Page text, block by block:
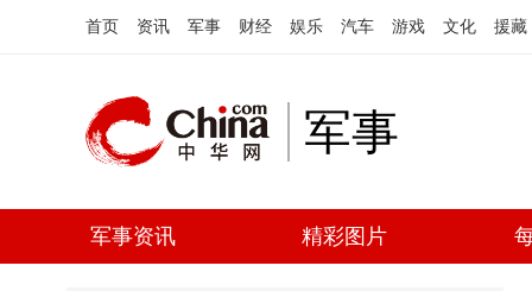
首页 资讯 军事 财经 娱乐 汽车 游戏 文化 援藏
军事
军事资讯 精彩图片